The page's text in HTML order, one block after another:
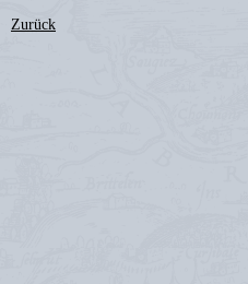
Zurück